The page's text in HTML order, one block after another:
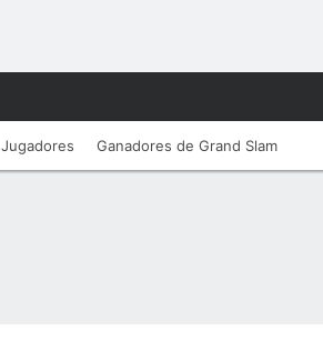
Jugadores Ganadores de Grand Slam